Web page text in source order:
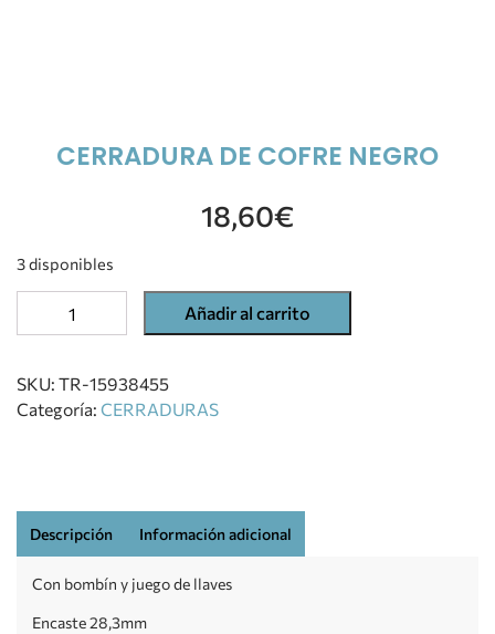
CERRADURA DE COFRE NEGRO
18,60€
3 disponibles
Añadir al carrito
SKU: TR-15938455
Categoría: CERRADURAS
Descripción Información adicional
Con bombín y juego de llaves
Encaste 28,3mm